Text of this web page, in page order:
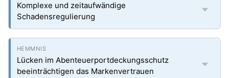
Komplexe und zeitaufwändige
Schadensregulierung
Lücken im Abenteuerportdeckungsschutz
beeinträchtigen das Markenvertrauen